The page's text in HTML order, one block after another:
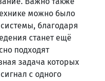
можно было
благодаря
станет ещё
подходят
задача которых
с одного